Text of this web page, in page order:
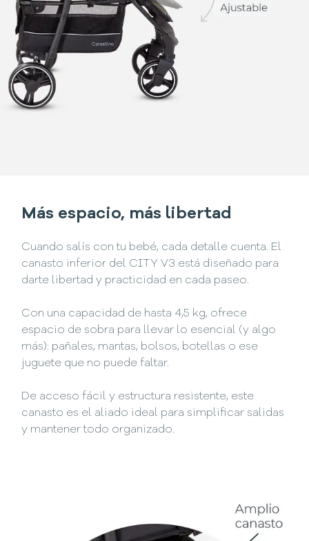
Más espacio, más libertad
Cuando salís con tu bebé, cada detalle cuenta. El
canasto inferior del CITY V3 está diseñado para
darte libertad y practicidad en cada paseo.
Con una capacidad de hasta 4,5 kg, ofrece
espacio de sobra para llevar lo esencial (y algo
más): pañales, mantas, bolsos, botellas o ese
juguete que no puede faltar.
De acceso fácil y estructura resistente, este
canasto es el aliado ideal para simplificar salidas
y mantener todo organizado.